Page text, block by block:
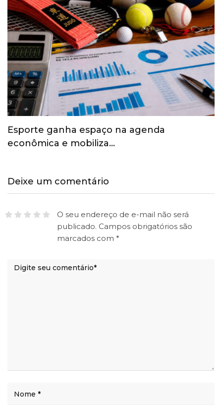
Esporte ganha espaço na agenda
econômica e mobiliza…
Deixe um comentário
O seu endereço de e-mail não será
publicado. Campos obrigatórios são
marcados com *